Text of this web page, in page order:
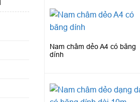
Nam châm dẻo A4 có băng
dính